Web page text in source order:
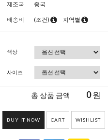
제조국 중국
배송비 (조건) 지역별
색상
사이즈
총 상품 금액 0원
BUY IT NOW CART WISHLIST